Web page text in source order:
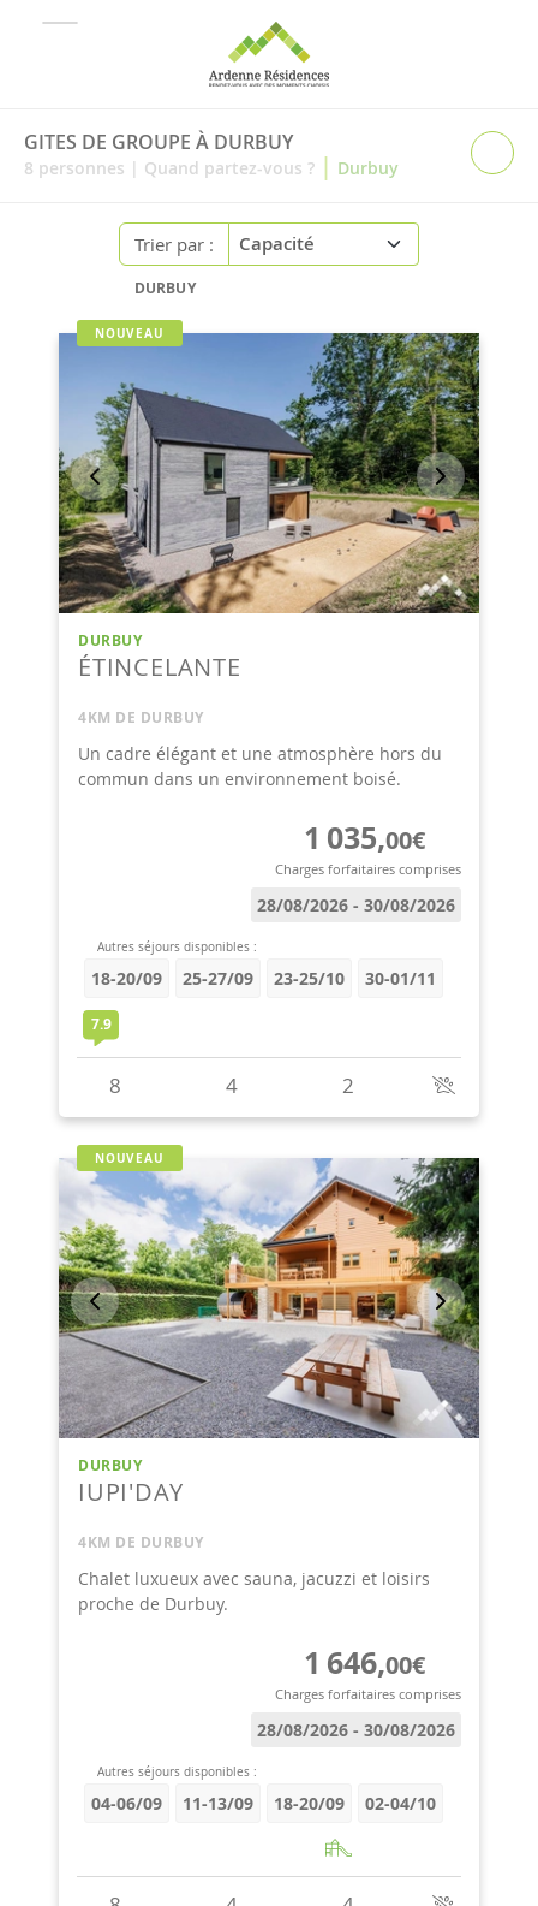
GITES DE GROUPE À DURBUY
8 personnes | Quand partez-vous ? | Durbuy
Trier par :
DURBUY